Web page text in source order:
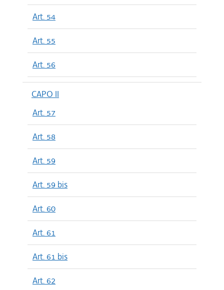
Art. 54
Art. 55
Art. 56
CAPO II
Art. 57
Art. 58
Art. 59
Art. 59 bis
Art. 60
Art. 61
Art. 61 bis
Art. 62